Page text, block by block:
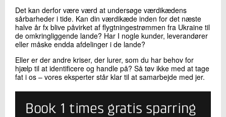
Det kan derfor være værd at undersøge værdikædens
sårbarheder i tide. Kan din værdikæde inden for det næste
halve år fx blive påvirket af flygtningestrømmen fra Ukraine til
de omkringliggende lande? Har I nogle kunder, leverandører
eller måske endda afdelinger i de lande?
Eller er der andre kriser, der lurer, som du har behov for
hjælp til at identificere og handle på? Så tøv ikke med at tage
fat i os – vores eksperter står klar til at samarbejde med jer.
Book 1 times gratis sparring